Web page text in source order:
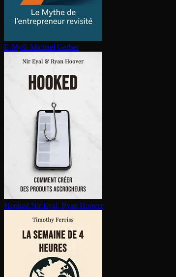
E-Myth Michael Gerber
Hooked Nir Eyal, Ryan Hoover